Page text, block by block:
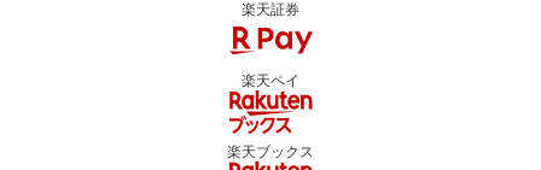
楽天証券
楽天ペイ
楽天ブックス